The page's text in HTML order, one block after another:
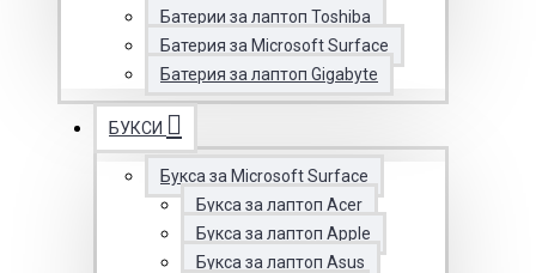
Батерии за лаптоп Toshiba
Батерия за Microsoft Surface
Батерия за лаптоп Gigabyte
БУКСИ
Букса за Microsoft Surface
Букса за лаптоп Acer
Букса за лаптоп Apple
Букса за лаптоп Asus